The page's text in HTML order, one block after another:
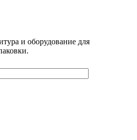
и оборудование для